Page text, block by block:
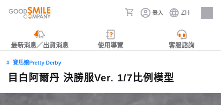
登入 ZH
人才招募
最新消息／出貨消息 使用導覽 客服諮詢
賽馬娘Pretty Derby
目白阿爾丹 決勝服Ver. 1/7比例模型